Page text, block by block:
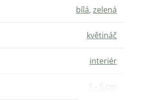
bílá, zelená
květináč
interiér
1 - 6 cm